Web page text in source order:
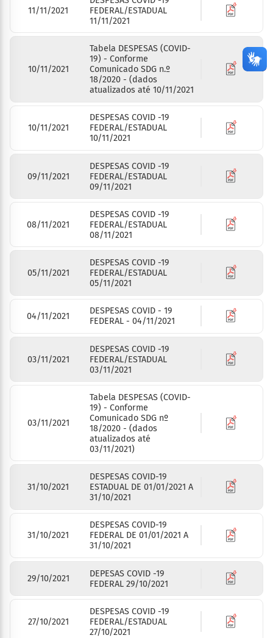
11/11/2021
FEDERAL/ESTADUAL
11/11/2021
10/11/2021
Tabela DESPESAS (COVID-
19) - Conforme
Comunicado SDG n.º
18/2020 - (dados
atualizados até 10/11/2021
10/11/2021
DESPESAS COVID -19
FEDERAL/ESTADUAL
10/11/2021
09/11/2021
DESPESAS COVID -19
FEDERAL/ESTADUAL
09/11/2021
08/11/2021
DESPESAS COVID -19
FEDERAL/ESTADUAL
08/11/2021
05/11/2021
DESPESAS COVID -19
FEDERAL/ESTADUAL
05/11/2021
04/11/2021
DESPESAS COVID - 19
FEDERAL - 04/11/2021
03/11/2021
DESPESAS COVID -19
FEDERAL/ESTADUAL
03/11/2021
03/11/2021
Tabela DESPESAS (COVID-
19) - Conforme
Comunicado SDG nº
18/2020 - (dados
atualizados até
03/11/2021)
31/10/2021
DESPESAS COVID-19
ESTADUAL DE 01/01/2021 A
31/10/2021
31/10/2021
DESPESAS COVID-19
FEDERAL DE 01/01/2021 A
31/10/2021
29/10/2021
DEPESAS COVID -19
FEDERAL 29/10/2021
27/10/2021
DESPESAS COVID -19
FEDERAL/ESTADUAL
27/10/2021